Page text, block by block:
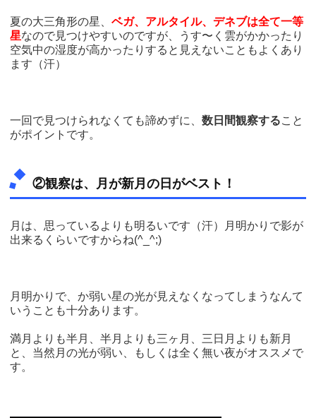
夏の大三角形の星、ベガ、アルタイル、デネブは全て一等
星なので見つけやすいのですが、うす〜く雲がかかったり
空気中の湿度が高かったりすると見えないこともよくあり
ます（汗）
一回で見つけられなくても諦めずに、数日間観察すること
がポイントです。
②観察は、月が新月の日がベスト！
月は、思っているよりも明るいです（汗）月明かりで影が
出来るくらいですからね(^_^;)
月明かりで、か弱い星の光が見えなくなってしまうなんて
いうことも十分あります。
満月よりも半月、半月よりも三ヶ月、三日月よりも新月
と、当然月の光が弱い、もしくは全く無い夜がオススメで
す。